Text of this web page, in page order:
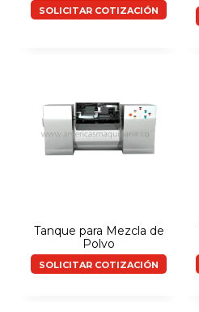
SOLICITAR COTIZACIÓN
Tanque para Mezcla de
Polvo
SOLICITAR COTIZACIÓN